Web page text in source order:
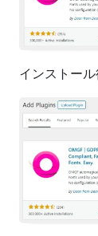
インストー